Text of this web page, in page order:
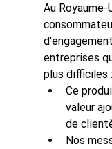
Au
entreprises
plus difficiles :
Ce
valeur
de
Nos